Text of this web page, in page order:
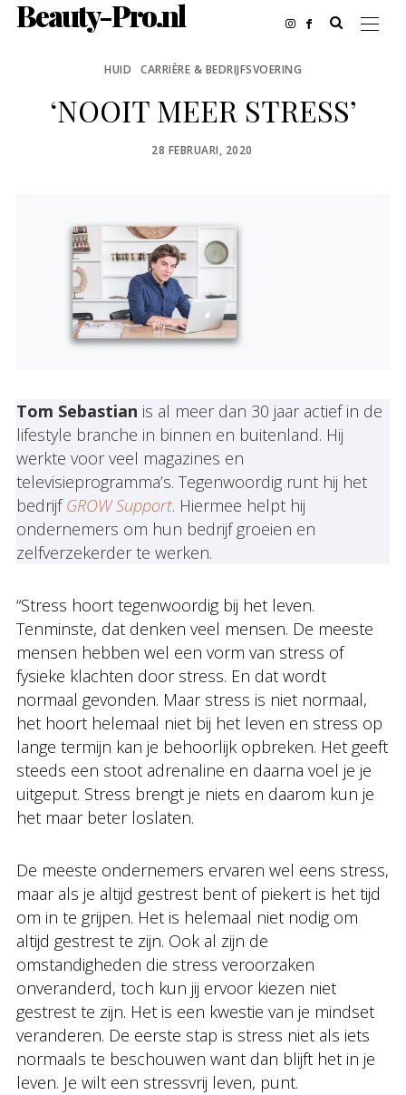
Beauty-Pro.nl
HUID CARRIÈRE & BEDRIJFSVOERING
‘NOOIT MEER STRESS’
POSTED
28 FEBRUARI, 2020
Tom Sebastian is al meer dan 30 jaar actief in de
lifestyle branche in binnen en buitenland. Hij
werkte voor veel magazines en
televisieprogramma’s. Tegenwoordig runt hij het
bedrijf GROW Support. Hiermee helpt hij
ondernemers om hun bedrijf groeien en
zelfverzekerder te werken.
“Stress hoort tegenwoordig bij het leven.
Tenminste, dat denken veel mensen. De meeste
mensen hebben wel een vorm van stress of
fysieke klachten door stress. En dat wordt
normaal gevonden. Maar stress is niet normaal,
het hoort helemaal niet bij het leven en stress op
lange termijn kan je behoorlijk opbreken. Het geeft
steeds een stoot adrenaline en daarna voel je je
uitgeput. Stress brengt je niets en daarom kun je
het maar beter loslaten.
De meeste ondernemers ervaren wel eens stress,
maar als je altijd gestrest bent of piekert is het tijd
om in te grijpen. Het is helemaal niet nodig om
altijd gestrest te zijn. Ook al zijn de
omstandigheden die stress veroorzaken
onveranderd, toch kun jij ervoor kiezen niet
gestrest te zijn. Het is een kwestie van je mindset
veranderen. De eerste stap is stress niet als iets
normaals te beschouwen want dan blijft het in je
leven. Je wilt een stressvrij leven, punt.